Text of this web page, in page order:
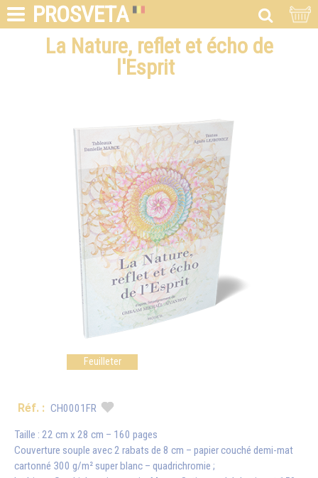
PROSVETA
La Nature, reflet et écho de
l'Esprit
Feuilleter
Réf. : CH0001FR
Taille : 22 cm x 28 cm – 160 pages
Couverture souple avec 2 rabats de 8 cm – papier couché demi-mat
cartonné 300 g/m² super blanc – quadrichromie ;